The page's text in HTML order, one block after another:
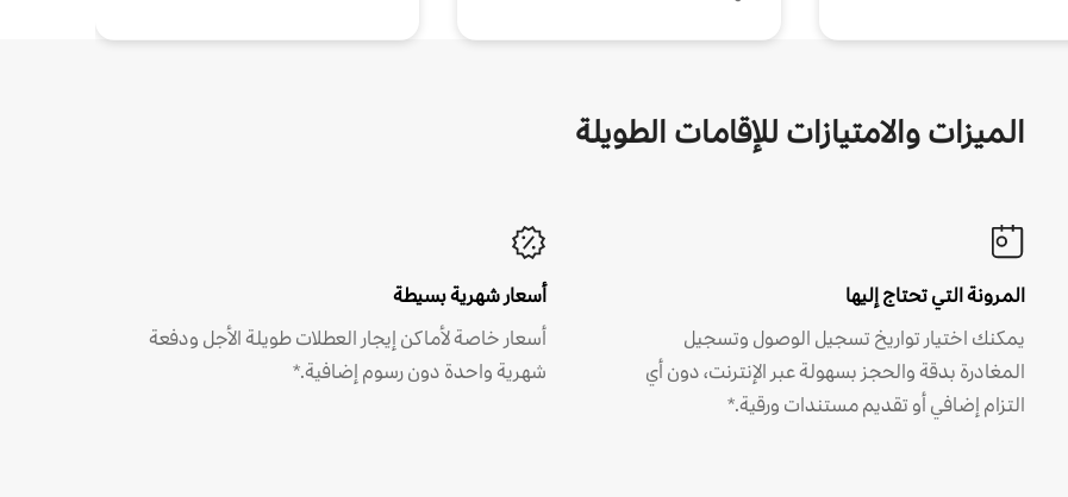
الميزات والامتيازات للإقامات الطويلة
المرونة التي تحتاج إليها
يمكنك اختيار تواريخ تسجيل الوصول وتسجيل
المغادرة بدقة والحجز بسهولة عبر الإنترنت، دون أي
التزام إضافي أو تقديم مستندات ورقية.*
أسعار شهرية بسيطة
أسعار خاصة لأماكن إيجار العطلات طويلة الأجل ودفعة
شهرية واحدة دون رسوم إضافية.*